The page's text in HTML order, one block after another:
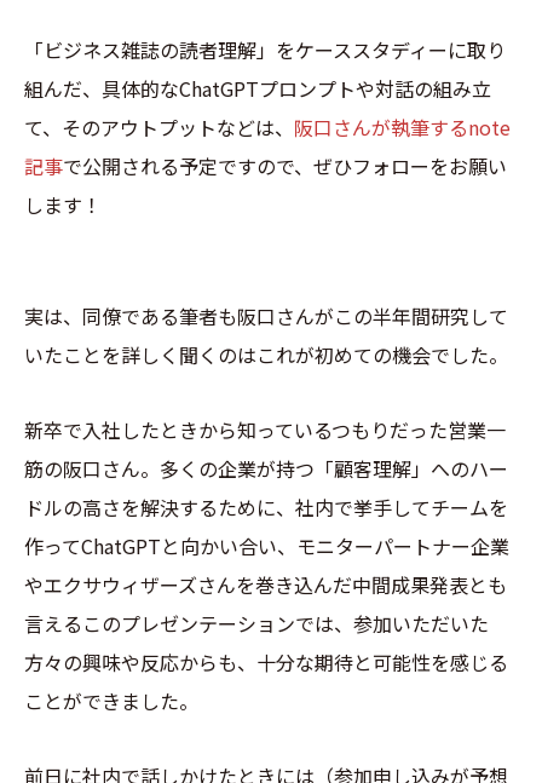
「ビジネス雑誌の読者理解」をケーススタディーに取り
組んだ、具体的なChatGPTプロンプトや対話の組み立
て、そのアウトプットなどは、 阪口さんが執筆するnote
記事で公開される予定ですので、ぜひフォローをお願い
します！
実は、同僚である筆者も阪口さんがこの半年間研究して
いたことを詳しく聞くのはこれが初めての機会でした。
新卒で入社したときから知っているつもりだった営業一
筋の阪口さん。多くの企業が持つ「顧客理解」へのハー
ドルの高さを解決するために、社内で挙手してチームを
作ってChatGPTと向かい合い、モニターパートナー企業
やエクサウィザーズさんを巻き込んだ中間成果発表とも
言えるこのプレゼンテーションでは、参加いただいた
方々の興味や反応からも、十分な期待と可能性を感じる
ことができました。
前日に社内で話しかけたときには（参加申し込みが予想